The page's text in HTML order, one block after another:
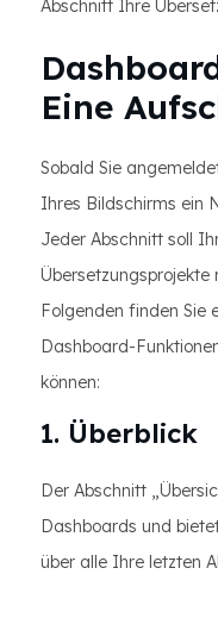
Abschnitt Ihre
Eine
Sobald Sie
Ihres Bildschirms ein
Jeder Abschnitt soll
Folgenden finden Sie
Dashboard-
können:
1. Überblick
Der Abschnitt
Dashboards und
über alle Ihre letzten